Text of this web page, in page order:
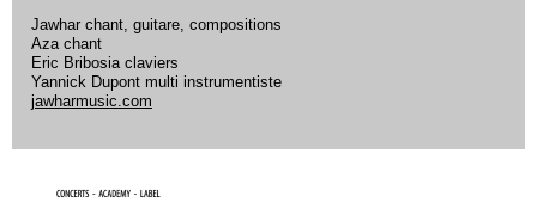
Jawhar chant, guitare, compositions
Aza chant
Eric Bribosia claviers
Yannick Dupont multi instrumentiste
jawharmusic.com